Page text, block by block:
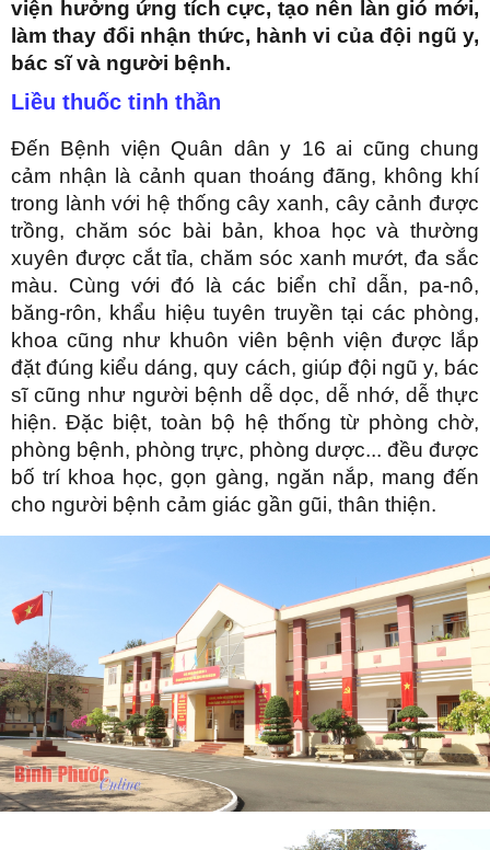
viện hưởng ứng tích cực, tạo nên làn gió mới,
làm thay đổi nhận thức, hành vi của đội ngũ y,
bác sĩ và người bệnh.
Liều thuốc tinh thần
Đến Bệnh viện Quân dân y 16 ai cũng chung
cảm nhận là cảnh quan thoáng đãng, không khí
trong lành với hệ thống cây xanh, cây cảnh được
trồng, chăm sóc bài bản, khoa học và thường
xuyên được cắt tỉa, chăm sóc xanh mướt, đa sắc
màu. Cùng với đó là các biển chỉ dẫn, pa-nô,
băng-rôn, khẩu hiệu tuyên truyền tại các phòng,
khoa cũng như khuôn viên bệnh viện được lắp
đặt đúng kiểu dáng, quy cách, giúp đội ngũ y, bác
sĩ cũng như người bệnh dễ dọc, dễ nhớ, dễ thực
hiện. Đặc biệt, toàn bộ hệ thống từ phòng chờ,
phòng bệnh, phòng trực, phòng dược... đều được
bố trí khoa học, gọn gàng, ngăn nắp, mang đến
cho người bệnh cảm giác gần gũi, thân thiện.